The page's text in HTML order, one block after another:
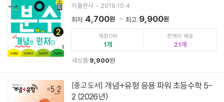
키출판사
2019.10.4.
최저 4,700원 최고 9,900원
매장ON
1
판매자 배송
21
새상품 9,900원
[중고 도서]
2 (2026년)